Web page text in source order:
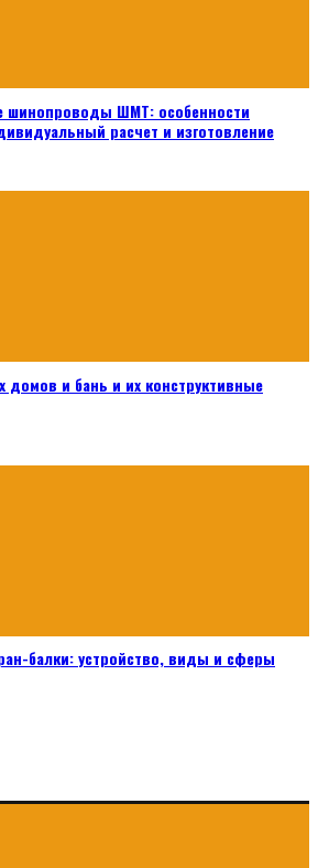
шинопроводы ШМТ: особенности
расчет и изготовление
и бань и их конструктивные
балки: устройство, виды и сферы